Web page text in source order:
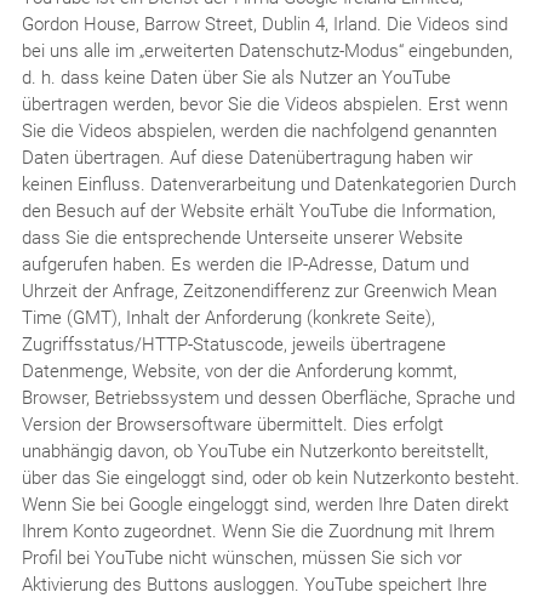
Gordon House, Barrow Street, Dublin 4, Irland. Die Videos sind
bei uns alle im „erweiterten Datenschutz-Modus“ eingebunden,
d. h. dass keine Daten über Sie als Nutzer an YouTube
übertragen werden, bevor Sie die Videos abspielen. Erst wenn
Sie die Videos abspielen, werden die nachfolgend genannten
Daten übertragen. Auf diese Datenübertragung haben wir
keinen Einfluss. Datenverarbeitung und Datenkategorien Durch
den Besuch auf der Website erhält YouTube die Information,
dass Sie die entsprechende Unterseite unserer Website
aufgerufen haben. Es werden die IP-Adresse, Datum und
Uhrzeit der Anfrage, Zeitzonendifferenz zur Greenwich Mean
Time (GMT), Inhalt der Anforderung (konkrete Seite),
Zugriffsstatus/HTTP-Statuscode, jeweils übertragene
Datenmenge, Website, von der die Anforderung kommt,
Browser, Betriebssystem und dessen Oberfläche, Sprache und
Version der Browsersoftware übermittelt. Dies erfolgt
unabhängig davon, ob YouTube ein Nutzerkonto bereitstellt,
über das Sie eingeloggt sind, oder ob kein Nutzerkonto besteht.
Wenn Sie bei Google eingeloggt sind, werden Ihre Daten direkt
Ihrem Konto zugeordnet. Wenn Sie die Zuordnung mit Ihrem
Profil bei YouTube nicht wünschen, müssen Sie sich vor
Aktivierung des Buttons ausloggen. YouTube speichert Ihre